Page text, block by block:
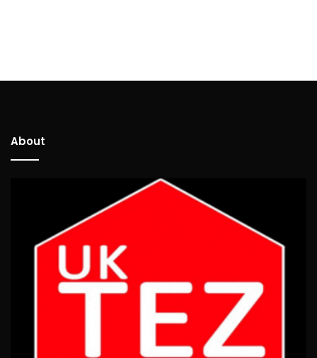
About